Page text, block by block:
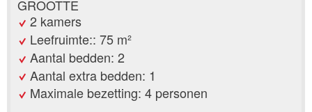
GROOTTE
2 kamers
Leefruimte:: 75 m²
Aantal bedden: 2
Aantal extra bedden: 1
Maximale bezetting: 4 personen